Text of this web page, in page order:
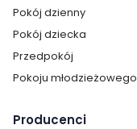
Długość:
Pokój dzienny
Pokój dziecka
Przedpokój
Pokoju młodzieżowego
Producenci